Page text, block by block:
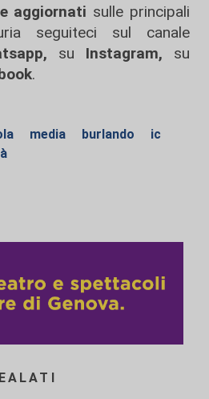
aggiornati sulle principali
seguiteci sul canale
su Instagram, su
.
media burlando
ic